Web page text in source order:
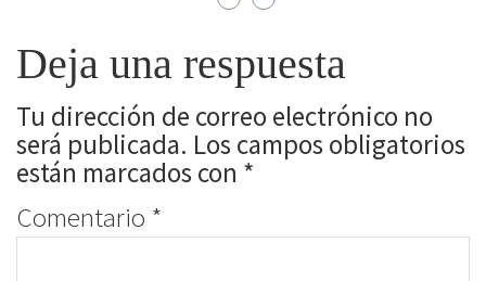
Deja una respuesta
Tu dirección de correo electrónico no
será publicada. Los campos obligatorios
están marcados con *
Comentario *